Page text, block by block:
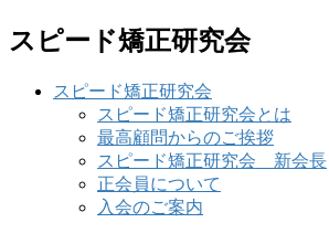
スピード矯正研究会
スピード矯正研究会
スピード矯正研究会とは
最高顧問からのご挨拶
スピード矯正研究会 新会長
正会員について
入会のご案内